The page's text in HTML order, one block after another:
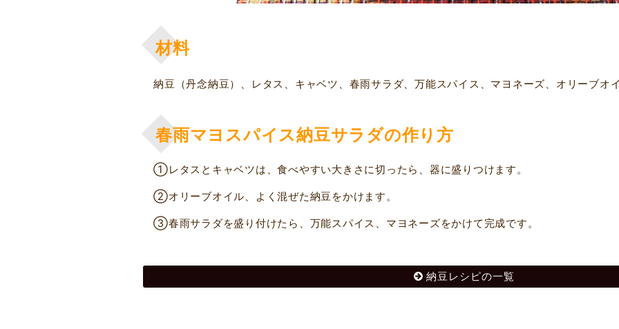
材料
納豆（丹念納豆）、レタス、キャベツ、春雨サラダ、万能スパイス、マヨネーズ、オリーブオ
春雨マヨスパイス納豆サラダの作り方
①レタスとキャベツは、食べやすい大きさに切ったら、器に盛りつけます。
②オリーブオイル、よく混ぜた納豆をかけます。
③春雨サラダを盛り付けたら、万能スパイス、マヨネーズをかけて完成です。
納豆レシピの一覧